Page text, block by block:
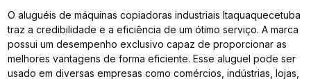
O aluguéis de máquinas copiadoras industriais Itaquaquecetuba
traz a credibilidade e a eficiência de um ótimo serviço. A marca
possui um desempenho exclusivo capaz de proporcionar as
melhores vantagens de forma eficiente. Esse aluguel pode ser
usado em diversas empresas como comércios, indústrias, lojas,